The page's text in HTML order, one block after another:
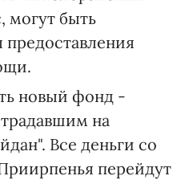
могут быть
новый фонд -
на
Все деньги со
перейдут